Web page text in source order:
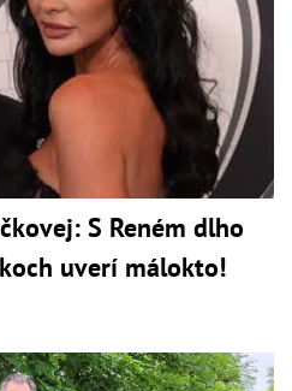
S Reném dlho
uverí málokto!